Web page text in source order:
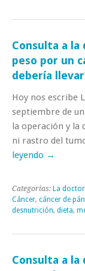
Consulta a la
peso por un
debería
Hoy nos escribe
septiembre de
la operación y la
ni rastro del
leyendo →
Categorías: La
Cáncer, cáncer de
desnutrición, dieta,
Consulta a la